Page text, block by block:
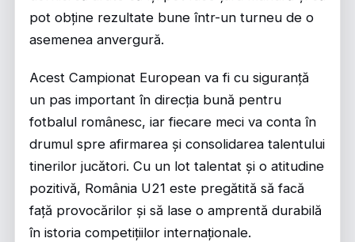
pot obține rezultate bune într-un turneu de o
asemenea anvergură.
Acest Campionat European va fi cu siguranță
un pas important în direcția bună pentru
fotbalul românesc, iar fiecare meci va conta în
drumul spre afirmarea și consolidarea talentului
tinerilor jucători. Cu un lot talentat și o atitudine
pozitivă, România U21 este pregătită să facă
față provocărilor și să lase o amprentă durabilă
în istoria competițiilor internaționale.